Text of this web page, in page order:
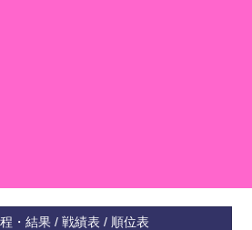
・結果 / 戦績表 / 順位表